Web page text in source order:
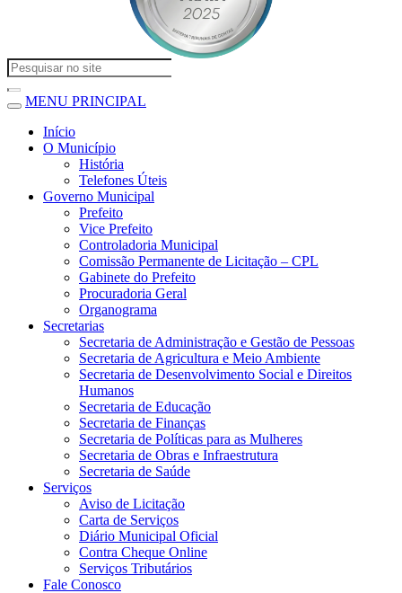
MENU PRINCIPAL
Início
O Município
História
Telefones Úteis
Governo Municipal
Prefeito
Vice Prefeito
Controladoria Municipal
Comissão Permanente de Licitação – CPL
Gabinete do Prefeito
Procuradoria Geral
Organograma
Secretarias
Secretaria de Administração e Gestão de Pessoas
Secretaria de Agricultura e Meio Ambiente
Secretaria de Desenvolvimento Social e Direitos
Humanos
Secretaria de Educação
Secretaria de Finanças
Secretaria de Políticas para as Mulheres
Secretaria de Obras e Infraestrutura
Secretaria de Saúde
Serviços
Aviso de Licitação
Carta de Serviços
Diário Municipal Oficial
Contra Cheque Online
Serviços Tributários
Fale Conosco